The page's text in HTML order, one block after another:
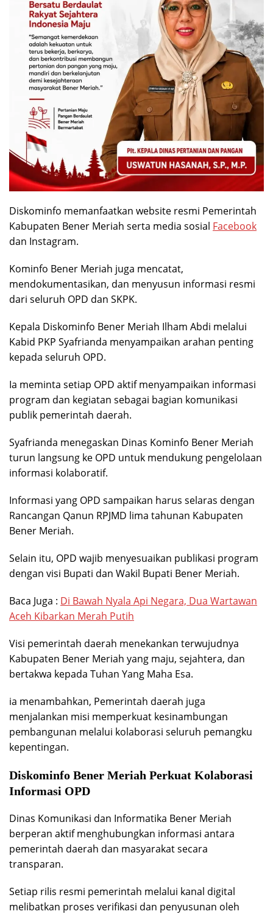
Diskominfo memanfaatkan website resmi Pemerintah
Kabupaten Bener Meriah serta media sosial Facebook
dan Instagram.
Kominfo Bener Meriah juga mencatat,
mendokumentasikan, dan menyusun informasi resmi
dari seluruh OPD dan SKPK.
Kepala Diskominfo Bener Meriah Ilham Abdi melalui
Kabid PKP Syafrianda menyampaikan arahan penting
kepada seluruh OPD.
Ia meminta setiap OPD aktif menyampaikan informasi
program dan kegiatan sebagai bagian komunikasi
publik pemerintah daerah.
Syafrianda menegaskan Dinas Kominfo Bener Meriah
turun langsung ke OPD untuk mendukung pengelolaan
informasi kolaboratif.
Informasi yang OPD sampaikan harus selaras dengan
Rancangan Qanun RPJMD lima tahunan Kabupaten
Bener Meriah.
Selain itu, OPD wajib menyesuaikan publikasi program
dengan visi Bupati dan Wakil Bupati Bener Meriah.
Baca Juga : Di Bawah Nyala Api Negara, Dua Wartawan
Aceh Kibarkan Merah Putih
Visi pemerintah daerah menekankan terwujudnya
Kabupaten Bener Meriah yang maju, sejahtera, dan
bertakwa kepada Tuhan Yang Maha Esa.
ia menambahkan, Pemerintah daerah juga
menjalankan misi memperkuat kesinambungan
pembangunan melalui kolaborasi seluruh pemangku
kepentingan.
Diskominfo Bener Meriah Perkuat Kolaborasi
Informasi OPD
Dinas Komunikasi dan Informatika Bener Meriah
berperan aktif menghubungkan informasi antara
pemerintah daerah dan masyarakat secara
transparan.
Setiap rilis resmi pemerintah melalui kanal digital
melibatkan proses verifikasi dan penyusunan oleh